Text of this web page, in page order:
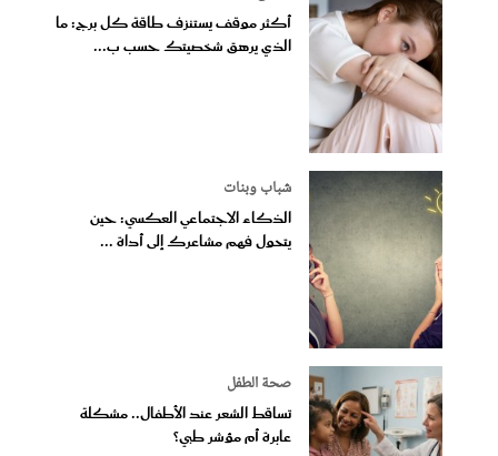
أكثر موقف يستنزف طاقة كل برج: ما
الذي يرهق شخصيتك حسب ب...
شباب وبنات
الذكاء الاجتماعي العكسي: حين
يتحول فهم مشاعرك إلى أداة ...
صحة الطفل
تساقط الشعر عند الأطفال.. مشكلة
عابرة أم مؤشر طبي؟